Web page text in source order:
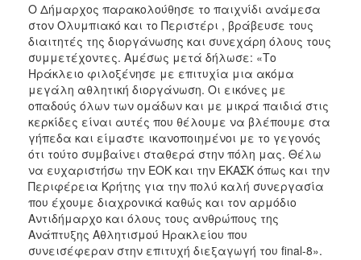
Ο Δήμαρχος παρακολούθησε το παιχνίδι ανάμεσα
στον Ολυμπιακό και το Περιστέρι , βράβευσε τους
διαιτητές της διοργάνωσης και συνεχάρη όλους τους
συμμετέχοντες. Αμέσως μετά δήλωσε: «Το
Ηράκλειο φιλοξένησε με επιτυχία μια ακόμα
μεγάλη αθλητική διοργάνωση. Οι εικόνες με
οπαδούς όλων των ομάδων και με μικρά παιδιά στις
κερκίδες είναι αυτές που θέλουμε να βλέπουμε στα
γήπεδα και είμαστε ικανοποιημένοι με το γεγονός
ότι τούτο συμβαίνει σταθερά στην πόλη μας. Θέλω
να ευχαριστήσω την ΕΟΚ και την ΕΚΑΣΚ όπως και την
Περιφέρεια Κρήτης για την πολύ καλή συνεργασία
που έχουμε διαχρονικά καθώς και τον αρμόδιο
Αντιδήμαρχο και όλους τους ανθρώπους της
Ανάπτυξης Αθλητισμού Ηρακλείου που
συνεισέφεραν στην επιτυχή διεξαγωγή του final-8».